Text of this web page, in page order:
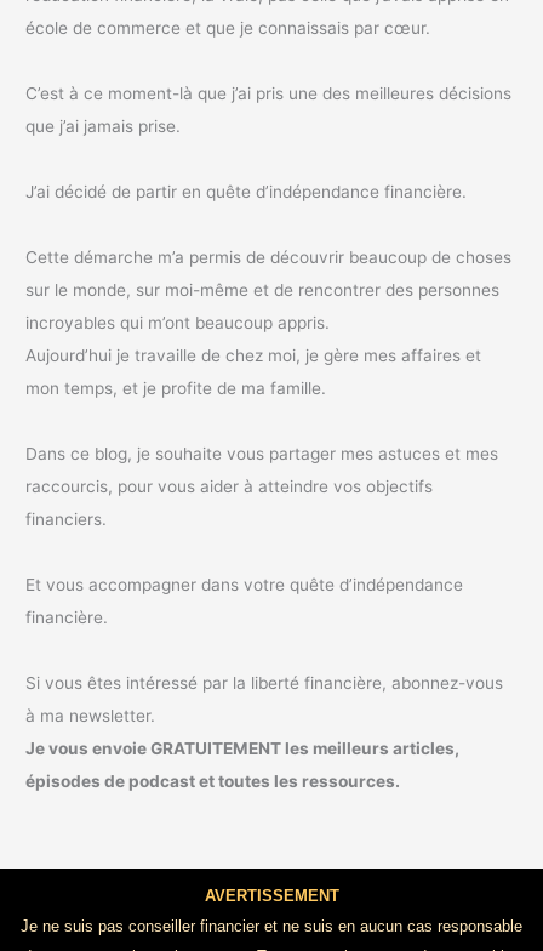
école de commerce et que je connaissais par cœur.
C’est à ce moment-là que j’ai pris une des meilleures décisions
que j’ai jamais prise.
J’ai décidé de partir en quête d’indépendance financière.
Cette démarche m’a permis de découvrir beaucoup de choses
sur le monde, sur moi-même et de rencontrer des personnes
incroyables qui m’ont beaucoup appris.
Aujourd’hui je travaille de chez moi, je gère mes affaires et
mon temps, et je profite de ma famille.
Dans ce blog, je souhaite vous partager mes astuces et mes
raccourcis, pour vous aider à atteindre vos objectifs
financiers.
Et vous accompagner dans votre quête d’indépendance
financière.
Si vous êtes intéressé par la liberté financière, abonnez-vous
à ma newsletter.
Je vous envoie GRATUITEMENT les meilleurs articles,
épisodes de podcast et toutes les ressources.
AVERTISSEMENT
Je ne suis pas conseiller financier et ne suis en aucun cas responsable